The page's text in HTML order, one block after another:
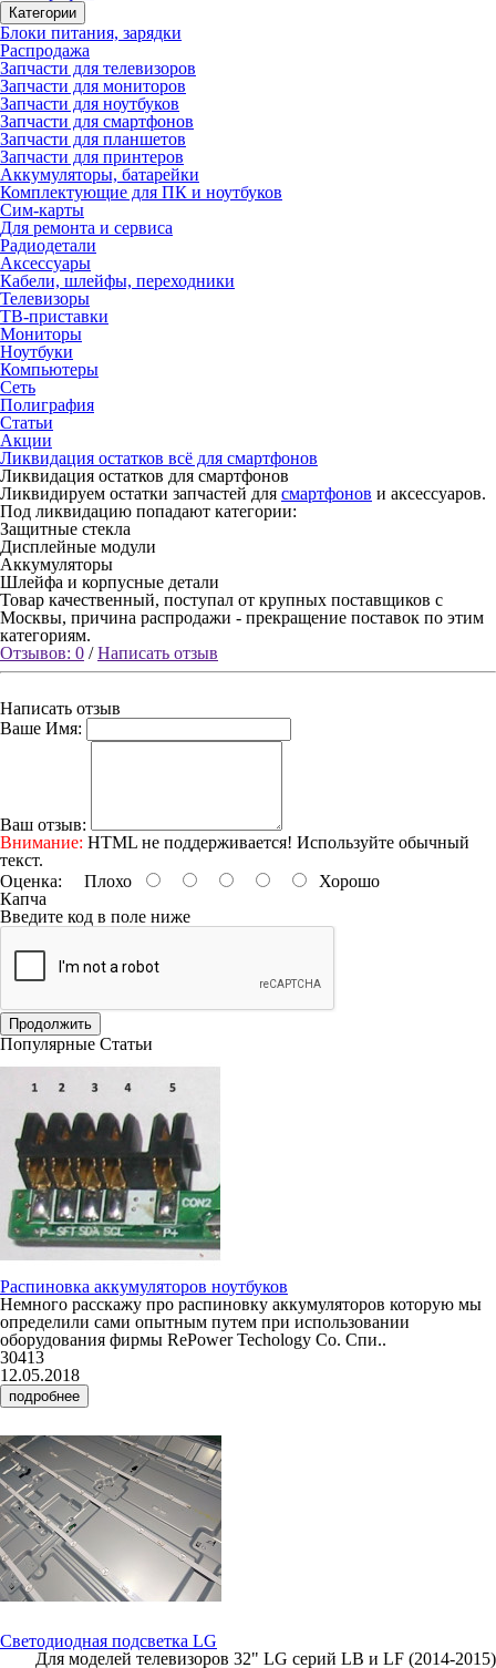
Категории
Блоки питания, зарядки
Распродажа
Запчасти для телевизоров
Запчасти для мониторов
Запчасти для ноутбуков
Запчасти для смартфонов
Запчасти для планшетов
Запчасти для принтеров
Аккумуляторы, батарейки
Комплектующие для ПК и ноутбуков
Сим-карты
Для ремонта и сервиса
Радиодетали
Аксессуары
Кабели, шлейфы, переходники
Телевизоры
ТВ-приставки
Мониторы
Ноутбуки
Компьютеры
Сеть
Полиграфия
Статьи
Акции
Ликвидация остатков всё для смартфонов
Ликвидация остатков для смартфонов
Ликвидируем остатки запчастей для смартфонов и аксессуаров.
Под ликвидацию попадают категории:
Защитные стекла
Дисплейные модули
Аккумуляторы
Шлейфа и корпусные детали
Товар качественный, поступал от крупных поставщиков с
Москвы, причина распродажи - прекращение поставок по этим
категориям.
Отзывов: 0 /Написать отзыв
Написать отзыв
Ваше Имя:
Ваш отзыв:
Внимание: HTML не поддерживается! Используйте обычный
текст.
Оценка: Плохо
Хорошо
Капча
Введите код в поле ниже
Продолжить
Популярные Статьи
Распиновка аккумуляторов ноутбуков
Немного расскажу про распиновку аккумуляторов которую мы
определили сами опытным путем при использовании
оборудования фирмы RePower Techology Co. Спи..
30413
12.05.2018
подробнее
Светодиодная подсветка LG
Для моделей телевизоров 32" LG серий LB и LF (2014-2015)